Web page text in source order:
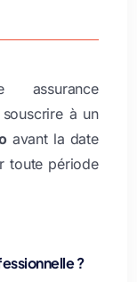
à un
avant la date
toute période
?